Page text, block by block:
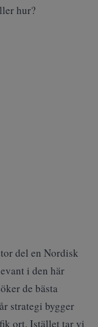
hur?
del en Nordisk
i den här
de bästa
strategi bygger
ort. Istället tar vi